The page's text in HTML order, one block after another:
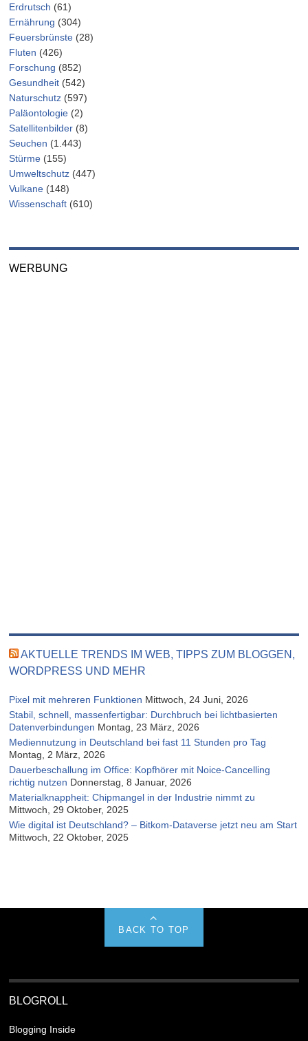
Erdrutsch (61)
Ernährung (304)
Feuersbrünste (28)
Fluten (426)
Forschung (852)
Gesundheit (542)
Naturschutz (597)
Paläontologie (2)
Satellitenbilder (8)
Seuchen (1.443)
Stürme (155)
Umweltschutz (447)
Vulkane (148)
Wissenschaft (610)
WERBUNG
AKTUELLE TRENDS IM WEB, TIPPS ZUM BLOGGEN,
WORDPRESS UND MEHR
Pixel mit mehreren Funktionen Mittwoch, 24 Juni, 2026
Stabil, schnell, massenfertigbar: Durchbruch bei lichtbasierten
Datenverbindungen Montag, 23 März, 2026
Mediennutzung in Deutschland bei fast 11 Stunden pro Tag
Montag, 2 März, 2026
Dauerbeschallung im Office: Kopfhörer mit Noice-Cancelling
richtig nutzen Donnerstag, 8 Januar, 2026
Materialknappheit: Chipmangel in der Industrie nimmt zu
Mittwoch, 29 Oktober, 2025
Wie digital ist Deutschland? – Bitkom-Dataverse jetzt neu am Start
Mittwoch, 22 Oktober, 2025
BACK TO TOP
BLOGROLL
Blogging Inside